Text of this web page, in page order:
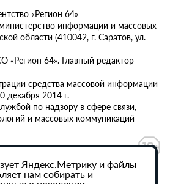
«Регион 64»
информации и массовых
области (410042, г. Саратов, ул.
64». Главный редактор
средства массовой информации
2014 г.
по надзору в сфере связи,
и массовых коммуникаций
персональных данных
Яндекс.Метрику и файлы
нам собирать и